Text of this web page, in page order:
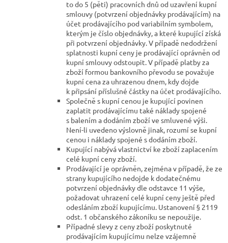
to do 5 (pěti) pracovních dnů od uzavření kupní
smlouvy (potvrzení objednávky prodávajícím) na
účet prodávajícího pod variabilním symbolem,
kterým je číslo objednávky, a které kupující získá
při potvrzení objednávky. V případě nedodržení
splatnosti kupní ceny je prodávající oprávněn od
kupní smlouvy odstoupit. V případě platby za
zboží formou bankovního převodu se považuje
kupní cena za uhrazenou dnem, kdy dojde
k připsání příslušné částky na účet prodávajícího.
Společně s kupní cenou je kupující povinen
zaplatit prodávajícímu také náklady spojené
s balením a dodáním zboží ve smluvené výši.
Není-li uvedeno výslovně jinak, rozumí se kupní
cenou i náklady spojené s dodáním zboží.
Kupující nabývá vlastnictví ke zboží zaplacením
celé kupní ceny zboží.
Prodávající je oprávněn, zejména v případě, že ze
strany kupujícího nedojde k dodatečnému
potvrzení objednávky dle odstavce 11 výše,
požadovat uhrazení celé kupní ceny ještě před
odesláním zboží kupujícímu. Ustanovení § 2119
odst. 1 občanského zákoníku se nepoužije.
Případné slevy z ceny zboží poskytnuté
prodávajícím kupujícímu nelze vzájemně